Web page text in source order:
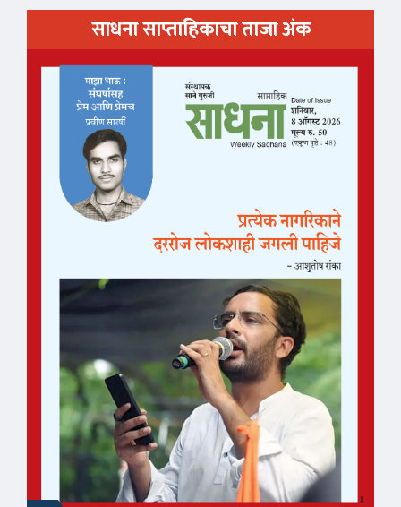
साधना साप्ताहिकाचा ताजा अंक